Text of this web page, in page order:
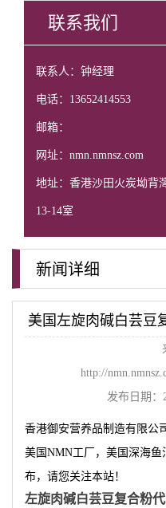
联系我们
联系人：钟经理
电话：13652414553
邮箱：
网址：nmn.nmnsz.com
地址：香港沙田火炭坳背
13-14室
新闻详细
美国左旋肉碱白芸豆
http://
发布日期：
香港御安营养品制造有限公
美国NMN工厂，美国深海
布，请您关注本站！
左旋肉碱白芸豆复合粉